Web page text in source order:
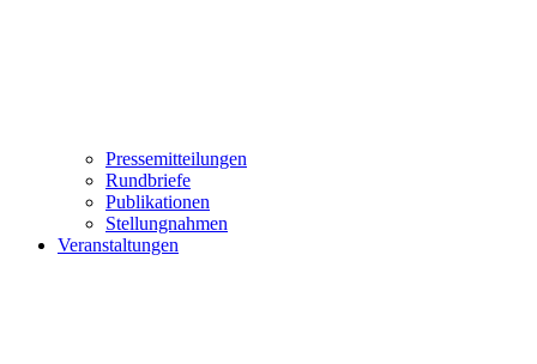
Pressemitteilungen
Rundbriefe
Publikationen
Stellungnahmen
Veranstaltungen